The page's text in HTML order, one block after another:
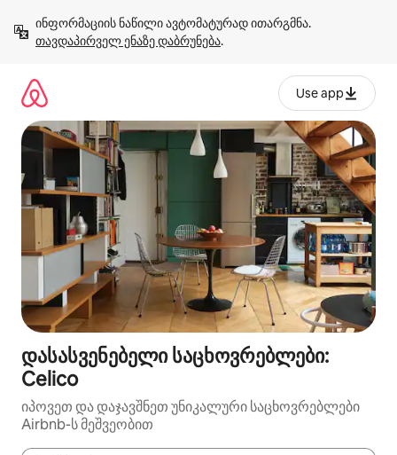
გადასვლა
თავდაპირველ ენაზე დაბრუნება.
Use app
დასასვენებელი საცხოვრებლები:
Celico
იპოვეთ და დაჯავშნეთ უნიკალური საცხოვრებლები
Airbnb-ს მეშვეობით